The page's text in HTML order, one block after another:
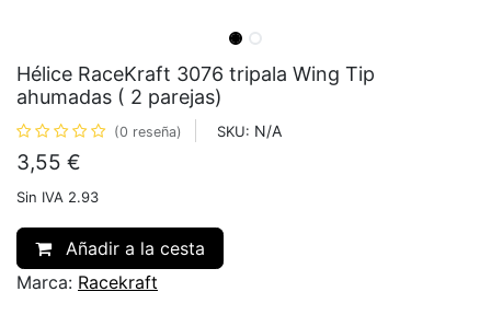
Hélice RaceKraft 3076 tripala Wing Tip
ahumadas ( 2 parejas)
(0 reseña) SKU: N/A
3,55 €
Sin IVA 2.93
Añadir a la cesta
Marca: Racekraft